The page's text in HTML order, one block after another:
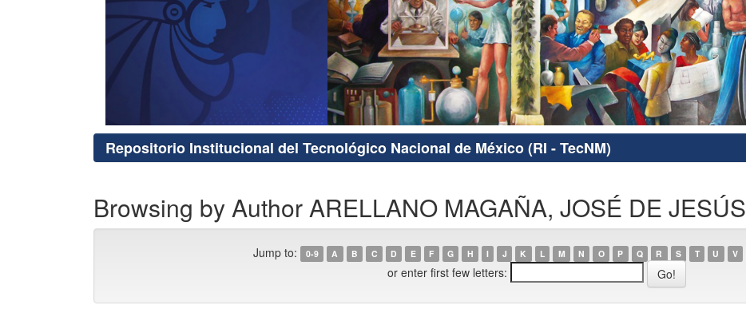
Repositorio Institucional del Tecnológico Nacional de México (RI - TecNM)
Browsing by Author ARELLANO MAGAÑA, JOSÉ DE JESÚS
Jump to: 0-9 A B C D E F G H I J K L M N O P Q R S T U V
or enter first few letters: